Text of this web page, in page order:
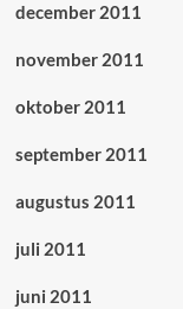
december 2011
november 2011
oktober 2011
september 2011
augustus 2011
juli 2011
juni 2011